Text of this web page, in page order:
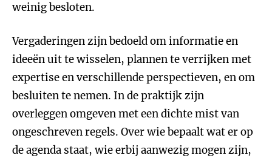
weinig besloten.
Vergaderingen zijn bedoeld om informatie en
ideeën uit te wisselen, plannen te verrijken met
expertise en verschillende perspectieven, en om
besluiten te nemen. In de praktijk zijn
overleggen omgeven met een dichte mist van
ongeschreven regels. Over wie bepaalt wat er op
de agenda staat, wie erbij aanwezig mogen zijn,